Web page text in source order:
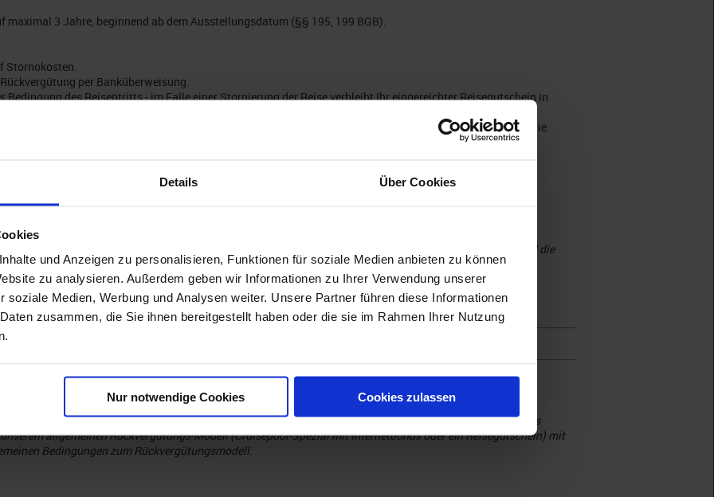
Details Über Cookies
und Anzeigen zu personalisieren, Funktionen für soziale Medien anbieten zu können
zu analysieren. Außerdem geben wir Informationen zu Ihrer Verwendung unserer
soziale Medien, Werbung und Analysen weiter. Unsere Partner führen diese Informationen
zusammen, die Sie ihnen bereitgestellt haben oder die sie im Rahmen Ihrer Nutzung
Nur notwendige Cookies Cookies zulassen
3 Jahre, beginnend ab dem Ausstellungsdatum (§§ 195, 199 BGB).
Stornokosten.
per Banküberweisung.
Bedingung des Reisentritts - im Falle einer Stornierung der Reise verbleibt Ihr eingereichter Reisegutschein in
seine Gültigkeit.
Vergünstigungen oder Rabattaktionen von Cruisepool (z.B. Cruisepool-Spezial Angebote mit Bonus). Sie
vertriebenen Produkte eingelöst werden.
werden, die vor Erstellung des Reisegutscheins verbindlich gebucht und bestätigt wurden.
Dritte ist nicht gestattet.
Preis bei einem fremden Anbieter entdecken, teilen Sie uns dies gerne per Mail an
jeweilige Angebot und erstellen Ihnen ein entsprechendes Angebot, angepasst auf Ihre Bedürfnisse und die
1.5.2023 NICHT MEHR VERFÜGBAR!
ist nicht möglich - Reisegutscheine können nicht mit Cruisepool-Spezial Angeboten inkl. Bonus
allgemeinen Rückvergütungs-Modell (Cruisepool-Spezial mit Internetbonus oder ein Reisegutschein) mit
Bedingungen zum Rückvergütungsmodell.